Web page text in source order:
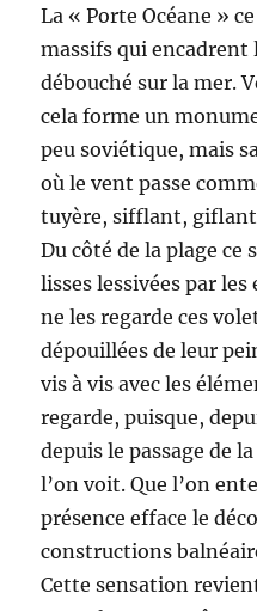
La « Porte Océane »
massifs qui encadrent
débouché sur la mer.
cela forme un
peu soviétique, mais
où le vent passe
tuyère, sifflant,
Du côté de la plage ce
lisses lessivées par
ne les regarde ces
dépouillées de leur
vis à vis avec les
regarde, puisque,
depuis le passage de
l’on voit. Que l’on
présence efface le
constructions
Cette sensation